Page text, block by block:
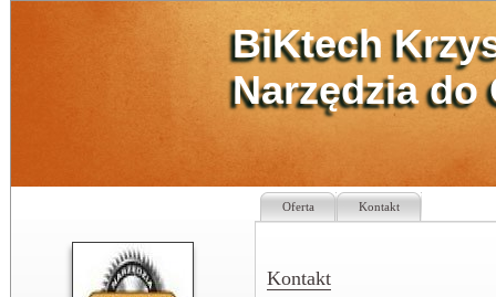
BiKtech
Narzędzia do
Oferta Kontakt
Kontakt